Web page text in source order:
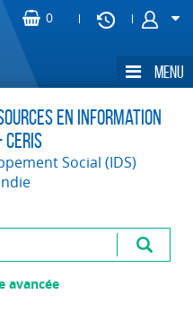
en Information
Social (IDS)
avancée